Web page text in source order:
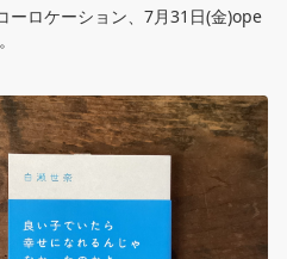
ーロケーション、7月31日(金)ope
よ』百万年書房
的な正義だったじゃないか。そん
でいたら幸せになれるって思うじ
、全部、大丈夫じゃない。赤裸々
殺到の傑作ZINE、完全版。